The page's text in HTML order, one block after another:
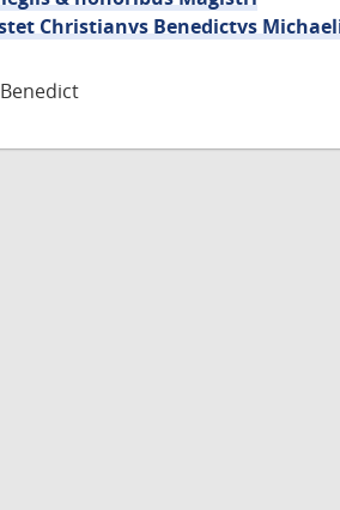
Christianvs Benedictvs